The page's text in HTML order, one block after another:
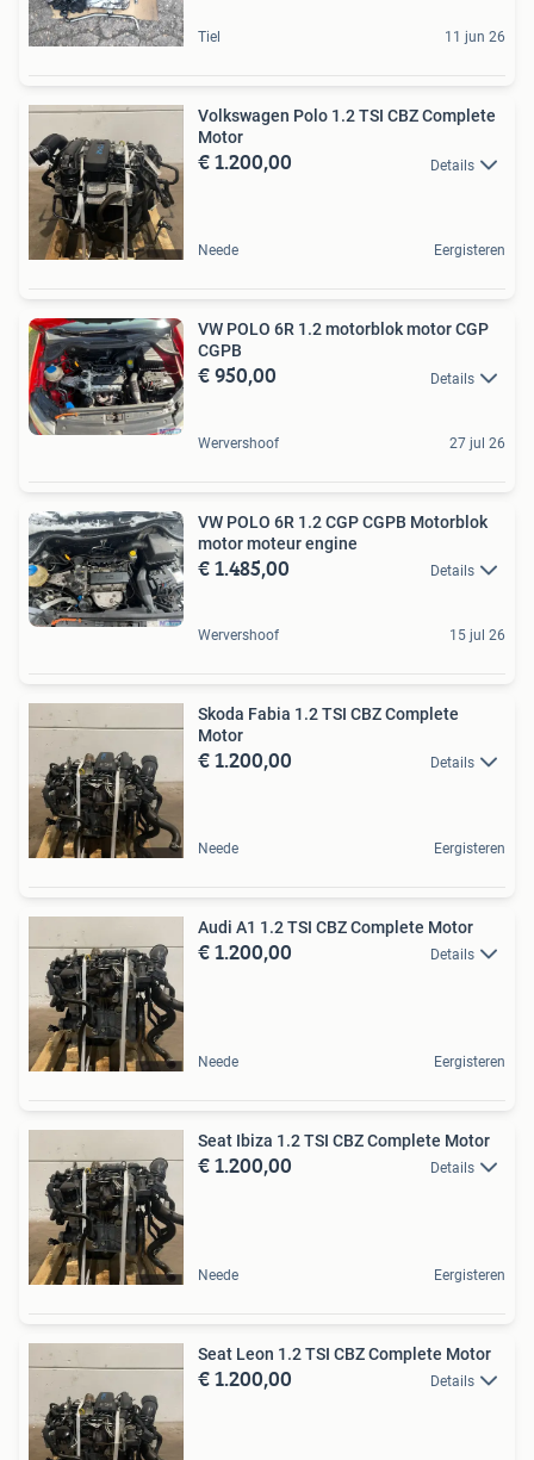
Tiel 11 jun 26
Volkswagen Polo 1.2 TSI CBZ Complete
Motor
€ 1.200,00 Details
Neede Eergisteren
VW POLO 6R 1.2 motorblok motor CGP
CGPB
€ 950,00 Details
Wervershoof 27 jul 26
VW POLO 6R 1.2 CGP CGPB Motorblok
motor moteur engine
€ 1.485,00 Details
Wervershoof 15 jul 26
Skoda Fabia 1.2 TSI CBZ Complete
Motor
€ 1.200,00 Details
Neede Eergisteren
Audi A1 1.2 TSI CBZ Complete Motor
€ 1.200,00 Details
Neede Eergisteren
Seat Ibiza 1.2 TSI CBZ Complete Motor
€ 1.200,00 Details
Neede Eergisteren
Seat Leon 1.2 TSI CBZ Complete Motor
€ 1.200,00 Details